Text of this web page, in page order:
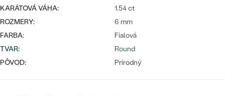
NA MIERU
DIAMANTY
PREZRIEŤ
Personalizované
prstene
PREZRIEŤ
KARÁTOVÁ VÁHA:
1.54 ct
ROZMERY:
6 mm
FARBA:
Fialová
TVAR:
Round
PÔVOD:
Prírodný